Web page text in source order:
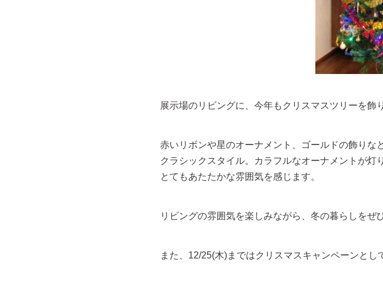
展示場のリビングに、今年もクリスマスツリーを飾
赤いリボンや星のオーナメント、ゴールドの飾りな
クラシックスタイル。カラフルなオーナメントが灯
とてもあたたかな雰囲気を感じます。
リビングの雰囲気を楽しみながら、冬の暮らしをぜ
また、12/25(木)まではクリスマスキャンペーンと